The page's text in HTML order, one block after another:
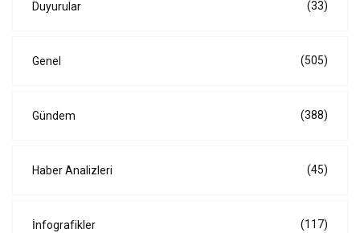
Duyurular (33)
Genel (505)
Gündem (388)
Haber Analizleri (45)
İnfografikler (117)